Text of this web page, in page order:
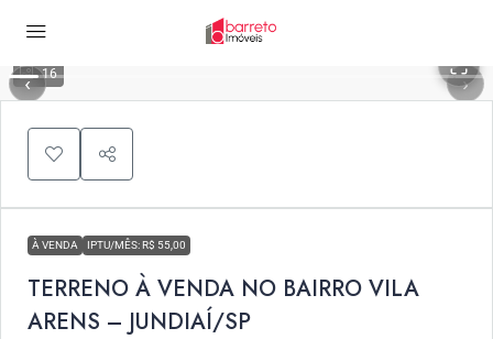
16
‹ ›
À VENDA IPTU/MÊS: R$ 55,00
TERRENO À VENDA NO BAIRRO VILA
ARENS – JUNDIAÍ/SP